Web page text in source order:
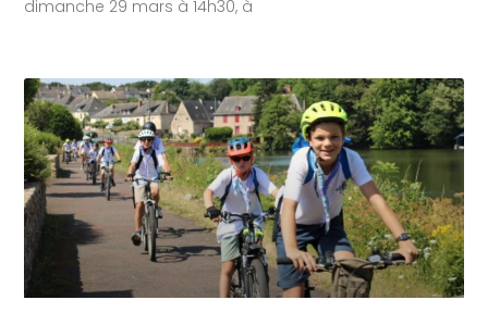
dimanche 29 mars à 14h30, à